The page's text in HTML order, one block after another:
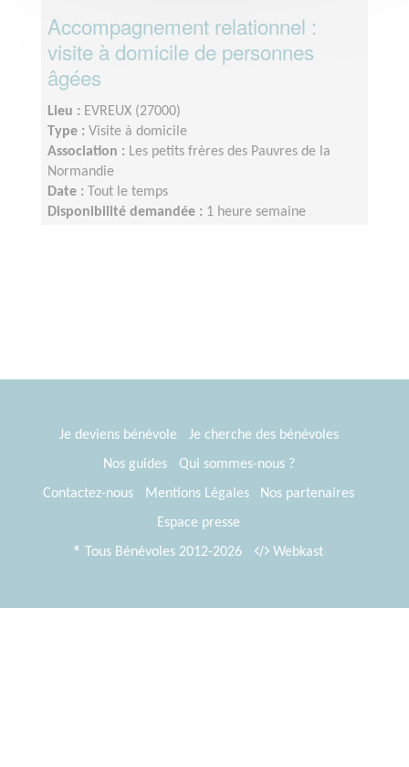
Accompagnement relationnel :
visite à domicile de personnes
âgées
Lieu : EVREUX (27000)
Type : Visite à domicile
Association : Les petits frères des Pauvres de la
Normandie
Date :
Tout le temps
Disponibilité demandée : 1 heure semaine
Je deviens bénévole
Je cherche des bénévoles
Nos guides
Qui sommes-nous ?
Contactez-nous
Mentions Légales
Nos partenaires
Espace presse
® Tous Bénévoles 2012-2026
Webkast